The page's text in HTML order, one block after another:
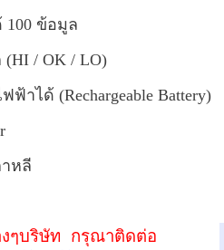
ข้อมูล
/ OK / LO)
าได้ (Rechargeable Battery)
หลี
งๆบริษัท กรุณาติดต่อ